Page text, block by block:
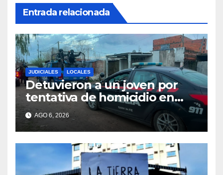
Entrada relacionada
JUDICIALES LOCALES
Detuvieron a un joven por
tentativa de homicidio en
barrio 12 de Octubre
AGO 6, 2026